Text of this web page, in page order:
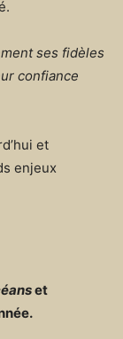
ses fidèles
confiance
et
enjeux
et